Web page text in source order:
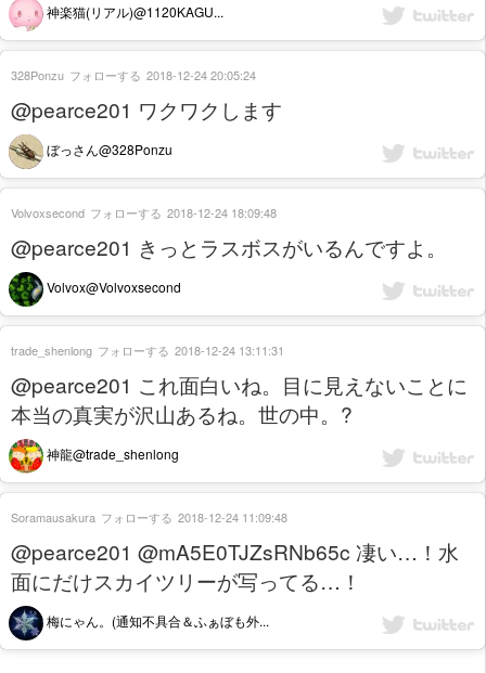
神楽猫(リアル)@1120KAGU...
@pearce201 ワクワクします
ぼっさん@328Ponzu
328Ponzu フォローする 2018-12-24 20:05:24
@pearce201 きっとラスボスがいるんですよ。
Volvox@Volvoxsecond
Volvoxsecond フォローする 2018-12-24 18:09:48
@pearce201 これ面白いね。目に見えないことに
本当の真実が沢山あるね。世の中。?
神龍@trade_shenlong
trade_shenlong フォローする 2018-12-24 13:11:31
@pearce201 @mA5E0TJZsRNb65c 凄い…！水
面にだけスカイツリーが写ってる…！
梅にゃん。(通知不具合＆ふぁぼも外...
Soramausakura フォローする 2018-12-24 11:09:48